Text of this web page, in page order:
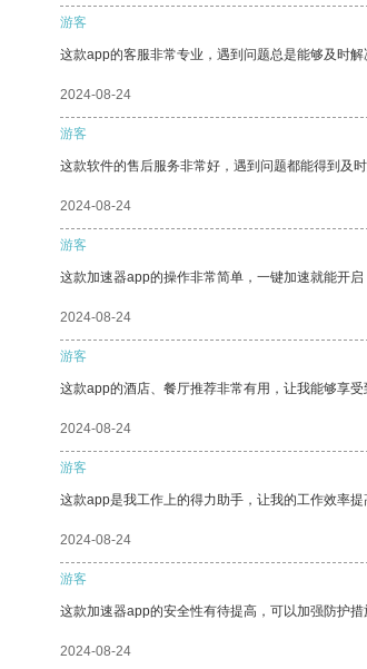
游客
这款app的客服非常专业，遇到问题总是能够及时解
2024-08-24
游客
这款软件的售后服务非常好，遇到问题都能得到及时
2024-08-24
游客
这款加速器app的操作非常简单，一键加速就能开启
2024-08-24
游客
这款app的酒店、餐厅推荐非常有用，让我能够享受
2024-08-24
游客
这款app是我工作上的得力助手，让我的工作效率
2024-08-24
游客
这款加速器app的安全性有待提高，可以加强防护措
2024-08-24